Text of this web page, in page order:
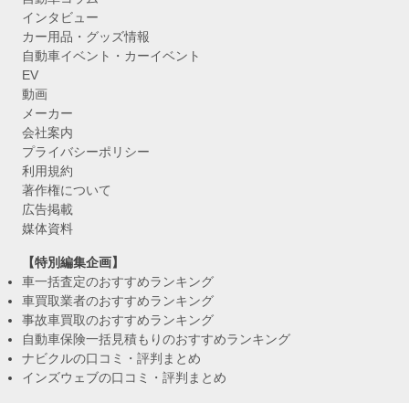
インタビュー
カー用品・グッズ情報
自動車イベント・カーイベント
EV
動画
メーカー
会社案内
プライバシーポリシー
利用規約
著作権について
広告掲載
媒体資料
【特別編集企画】
車一括査定のおすすめランキング
車買取業者のおすすめランキング
事故車買取のおすすめランキング
自動車保険一括見積もりのおすすめランキング
ナビクルの口コミ・評判まとめ
インズウェブの口コミ・評判まとめ